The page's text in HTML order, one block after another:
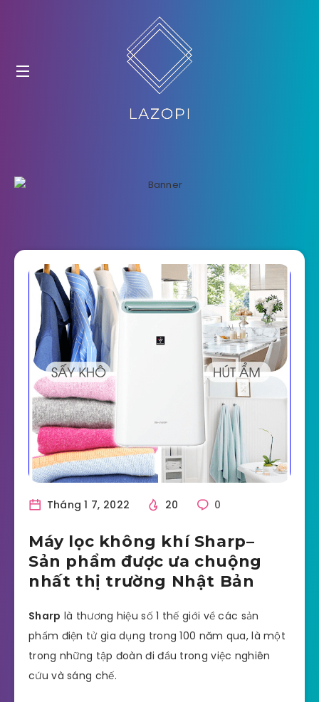
Tháng 1 7, 2022 20 0
Máy lọc không khí Sharp–
Sản phẩm được ưa chuộng
nhất thị trường Nhật Bản
Sharp là thương hiệu số 1 thế giới về các sản
phẩm điện tử gia dụng trong 100 năm qua, là một
trong những tập đoàn đi đầu trong việc nghiên
cứu và sáng chế.